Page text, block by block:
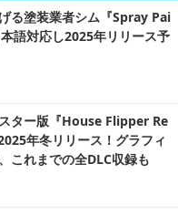
る塗装業者シム『Spray Pai
語対応し2025年リリース予
ター版『House Flipper Re
年冬リリース！グラフィ
これまでの全DLC収録も